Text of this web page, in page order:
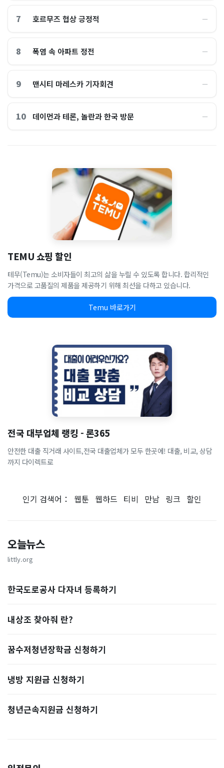
7 호르무즈 협상 긍정적 ―
8 폭염 속 아파트 정전 ―
9 맨시티 마레스카 기자회견 ―
10 데이먼과 테론, 놀란과 한국 방문 ―
TEMU 쇼핑 할인
테무(Temu)는 소비자들이 최고의 삶을 누릴 수 있도록 합니다. 합리적인
가격으로 고품질의 제품을 제공하기 위해 최선을 다하고 있습니다.
Temu 바로가기
전국 대부업체 랭킹 - 론365
안전한 대출 직거래 사이트,전국 대출업체가 모두 한곳에! 대출, 비교, 상담
까지 다이렉트로
인기 검색어： 웹툰 웹하드 티비 만남 링크 할인
오늘뉴스
littly.org
한국도로공사 다자녀 등록하기
내상조 찾아줘 란?
꿈수저청년장학금 신청하기
냉방 지원금 신청하기
청년근속지원금 신청하기